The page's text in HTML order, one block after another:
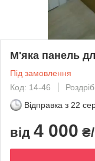
М'яка панель
Під замовлення
Код: 14-46
Роздріб
Відправка з 22
від 4 000